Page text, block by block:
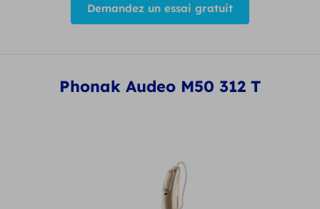
Demandez un essai gratuit
Phonak Audeo M50 312 T